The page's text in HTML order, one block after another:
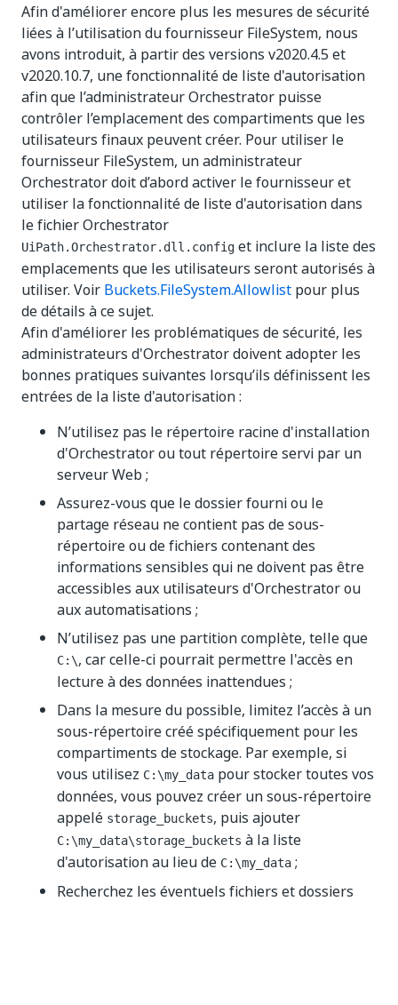
Afin d'améliorer encore plus les mesures de sécurité
liées à l’utilisation du fournisseur FileSystem, nous
avons introduit, à partir des versions v2020.4.5 et
v2020.10.7, une fonctionnalité de liste d'autorisation
afin que l’administrateur Orchestrator puisse
contrôler l’emplacement des compartiments que les
utilisateurs finaux peuvent créer. Pour utiliser le
fournisseur FileSystem, un administrateur
Orchestrator doit d’abord activer le fournisseur et
utiliser la fonctionnalité de liste d'autorisation dans
le fichier Orchestrator
UiPath.Orchestrator.dll.config et inclure la liste des
emplacements que les utilisateurs seront autorisés à
utiliser. Voir Buckets.FileSystem.Allowlist pour plus
de détails à ce sujet.
Afin d'améliorer les problématiques de sécurité, les
administrateurs d'Orchestrator doivent adopter les
bonnes pratiques suivantes lorsqu’ils définissent les
entrées de la liste d'autorisation :
N’utilisez pas le répertoire racine d'installation
d'Orchestrator ou tout répertoire servi par un
serveur Web ;
Assurez-vous que le dossier fourni ou le
partage réseau ne contient pas de sous-
répertoire ou de fichiers contenant des
informations sensibles qui ne doivent pas être
accessibles aux utilisateurs d'Orchestrator ou
aux automatisations ;
N’utilisez pas une partition complète, telle que
C:\, car celle-ci pourrait permettre l'accès en
lecture à des données inattendues ;
Dans la mesure du possible, limitez l’accès à un
sous-répertoire créé spécifiquement pour les
compartiments de stockage. Par exemple, si
vous utilisez C:\my_data pour stocker toutes vos
données, vous pouvez créer un sous-répertoire
appelé storage_buckets, puis ajouter
C:\my_data\storage_buckets à la liste
d'autorisation au lieu de C:\my_data ;
Recherchez les éventuels fichiers et dossiers